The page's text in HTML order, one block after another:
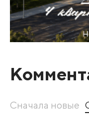
Сначала новые